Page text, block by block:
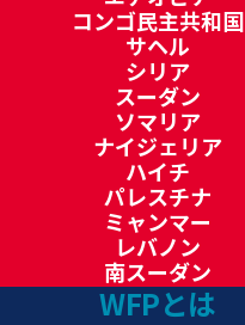
コンゴ民主共和国
サヘル
シリア
スーダン
ソマリア
ナイジェリア
ハイチ
パレスチナ
ミャンマー
レバノン
南スーダン
WFPとは